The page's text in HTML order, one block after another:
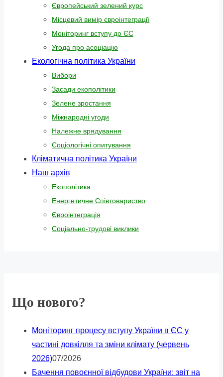
Європейський зелений курс
Місцевий вимір євроінтеграції
Моніторинг вступу до ЄС
Угода про асоціацію
Екологічна політика України
Вибори
Засади екополітики
Зелене зростання
Міжнародні угоди
Належне врядування
Соціологічні опитування
Кліматична політика України
Наш архів
Екополітика
Енергетичне Співтовариство
Євроінтеграція
Соціально-трудові виклики
Що нового?
Моніторинг процесу вступу України в ЄС у
частині довкілля та зміни клімату (червень
2026)07/2026
Бачення повоєнної відбудови України: звіт на